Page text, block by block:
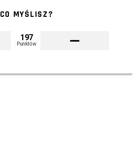
CO MYŚLISZ?
197
Punktów